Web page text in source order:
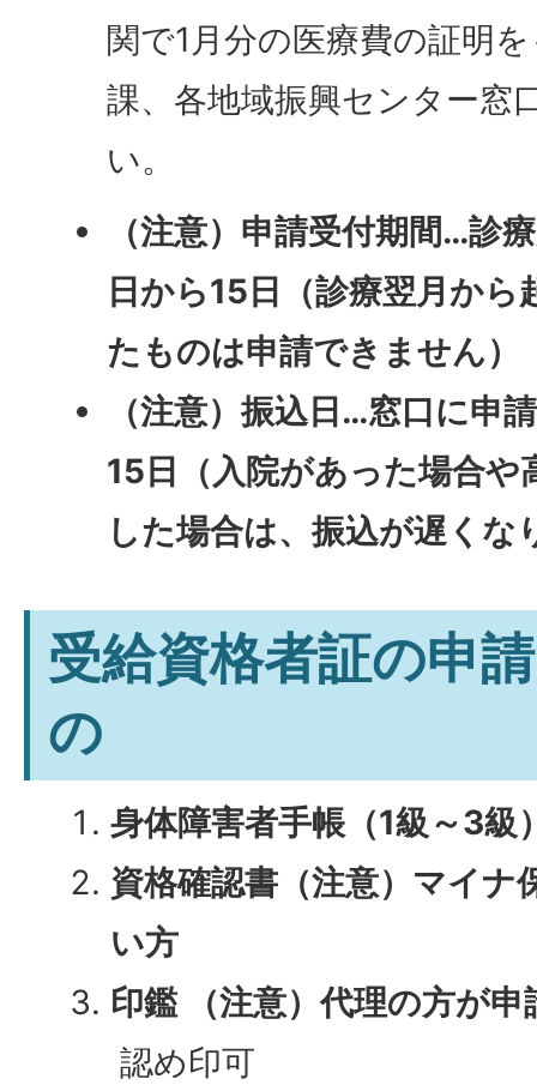
関で1月分の医療費の証明
課、各地域振興センター窓
い。
（注意）申請受付期間…診
日から15日（診療翌月から
たものは申請できません）
（注意）振込日…窓口に申
15日（入院があった場合や
した場合は、振込が遅くな
受給資格者証の申
の
身体障害者手帳（1級～3級
資格確認書（注意）マイナ
い方
印鑑 （注意）代理の方が申
認め印可